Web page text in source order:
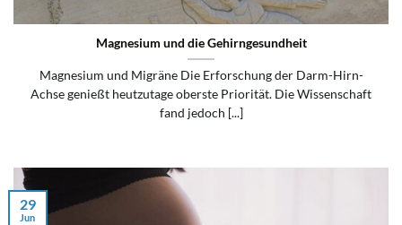
Magnesium und die Gehirngesundheit
Magnesium und Migräne Die Erforschung der Darm-Hirn-
Achse genießt heutzutage oberste Priorität. Die Wissenschaft
fand jedoch [...]
29
Jun